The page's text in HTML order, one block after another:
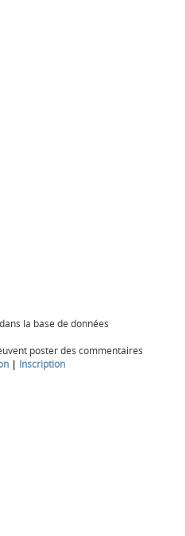
la base de données
poster des commentaires
| Inscription